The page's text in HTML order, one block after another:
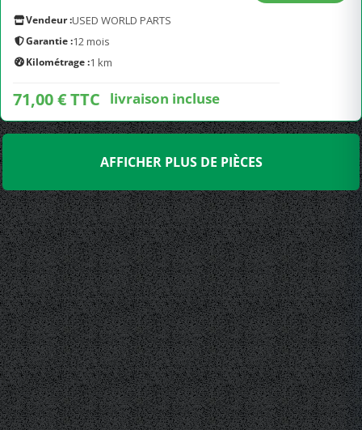
Vendeur :USED WORLD PARTS
Garantie :12 mois
Kilométrage :1 km
71,00 € TTC livraison incluse
AFFICHER PLUS DE PIÈCES